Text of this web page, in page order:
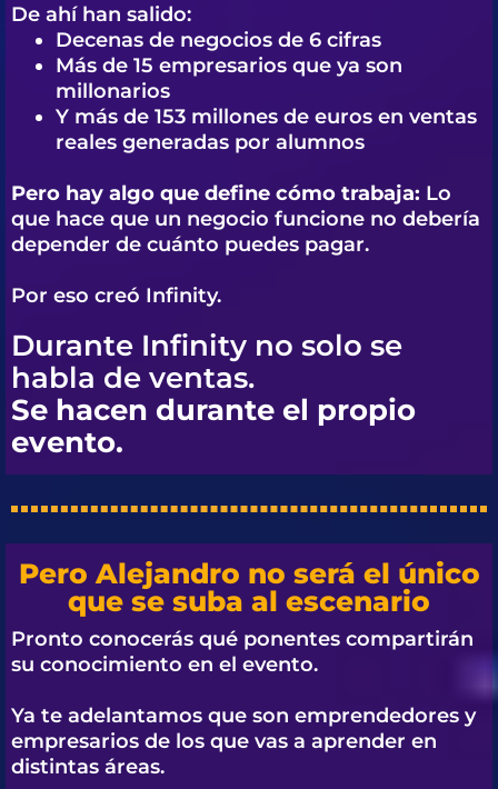
De ahí han salido:
Decenas de negocios de 6 cifras
Más de 15 empresarios que ya son
millonarios
Y más de 153 millones de euros en ventas
reales generadas por alumnos
Pero hay algo que define cómo trabaja: Lo
que hace que un negocio funcione no debería
depender de cuánto puedes pagar.
Por eso creó Infinity.
Durante Infinity no solo se
habla de ventas.
Se hacen durante el propio
evento.
Pero Alejandro no será el único
que se suba al escenario
Pronto conocerás qué ponentes compartirán
su conocimiento en el evento.
Ya te adelantamos que son emprendedores y
empresarios de los que vas a aprender en
distintas áreas.